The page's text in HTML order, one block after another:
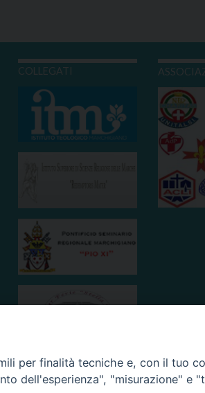
COLLEGATI
per finalità tecniche e, con il tuo
dell'esperienza", "misurazione" e